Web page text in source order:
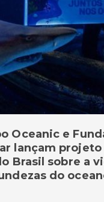
Oceanic e
lançam
Brasil sobre a
do